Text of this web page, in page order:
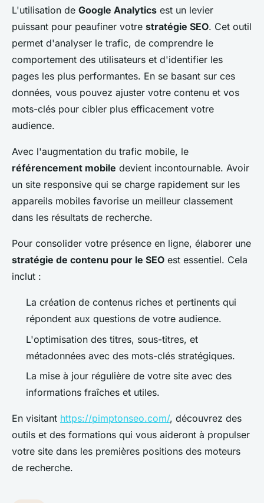
L'utilisation de Google Analytics est un levier
puissant pour peaufiner votre stratégie SEO. Cet outil
permet d'analyser le trafic, de comprendre le
comportement des utilisateurs et d'identifier les
pages les plus performantes. En se basant sur ces
données, vous pouvez ajuster votre contenu et vos
mots-clés pour cibler plus efficacement votre
audience.
Avec l'augmentation du trafic mobile, le
référencement mobile devient incontournable. Avoir
un site responsive qui se charge rapidement sur les
appareils mobiles favorise un meilleur classement
dans les résultats de recherche.
Pour consolider votre présence en ligne, élaborer une
stratégie de contenu pour le SEO est essentiel. Cela
inclut :
La création de contenus riches et pertinents qui
répondent aux questions de votre audience.
L'optimisation des titres, sous-titres, et
métadonnées avec des mots-clés stratégiques.
La mise à jour régulière de votre site avec des
informations fraîches et utiles.
En visitant https://pimptonseo.com/, découvrez des
outils et des formations qui vous aideront à propulser
votre site dans les premières positions des moteurs
de recherche.